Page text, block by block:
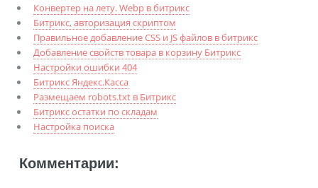
Конвертер на лету. Webp в битрикс
Битрикс, авторизация скриптом
Правильное добавление CSS и JS файлов в битрикс
Добавление свойств товара в корзину Битрикс
Настройки ошибки 404
Битрикс Яндекс.Касса
Размещаем robots.txt в Битрикс
Битрикс остатки по складам
Настройка поиска
Комментарии: